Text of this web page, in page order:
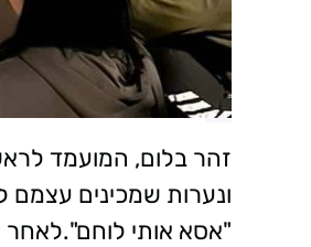
ונערות שמכינים עצמם
"אסא אותי לוחם".לאחר